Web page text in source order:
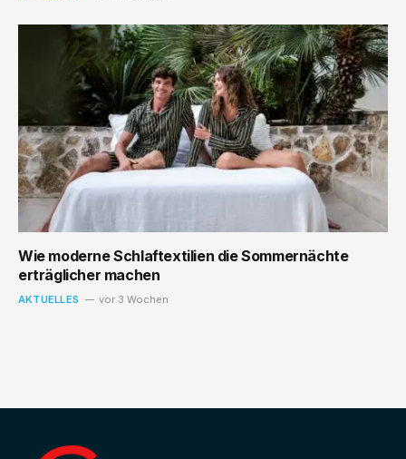
Wie moderne Schlaftextilien die Sommernächte
erträglicher machen
AKTUELLES vor 3 Wochen